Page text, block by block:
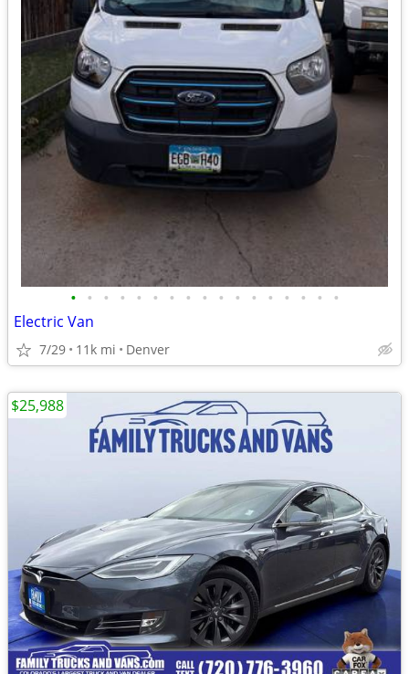
• • • • • • • • • • • • • • • • •
Electric Van
7/29 11k mi Denver
$25,988